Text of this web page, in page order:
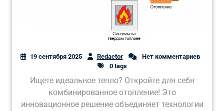
19 сентября 2025 Redactor
Нет комментариев
0 tags
Ищете идеальное тепло? Откройте для себя
комбинированное отопление! Это
инновационное решение объединяет технологии